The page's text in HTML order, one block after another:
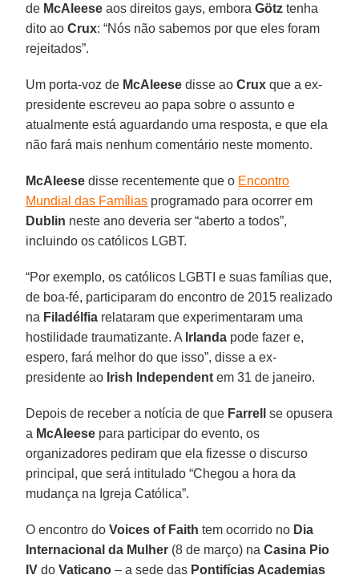
de McAleese aos direitos gays, emboraGötz tenha
dito aoCrux: “Nós não sabemos por que eles foram
rejeitados”.
Um porta-voz de McAleese disse aoCrux que a ex-
presidente escreveu ao papa sobre o assunto e
atualmente está aguardando uma resposta, e que ela
não fará mais nenhum comentário neste momento.
McAleese disse recentemente que o Encontro
Mundial das Famílias programado para ocorrer em
Dublin neste ano deveria ser “aberto a todos”,
incluindo os católicos LGBT.
“Por exemplo, os católicos LGBTI e suas famílias que,
de boa-fé, participaram do encontro de 2015 realizado
na Filadélfia relataram que experimentaram uma
hostilidade traumatizante. A Irlanda pode fazer e,
espero, fará melhor do que isso”, disse a ex-
presidente ao Irish Independent em 31 de janeiro.
Depois de receber a notícia de que Farrell
se opusera
a McAleese para participar do evento, os
organizadores pediram que ela fizesse o discurso
principal, que será intitulado “Chegou a hora da
mudança na Igreja Católica”.
O encontro doVoices of Faith tem ocorrido no Dia
Internacional da Mulher (8 de março) naCasina Pio
IV doVaticano – a sede das Pontifícias Academias